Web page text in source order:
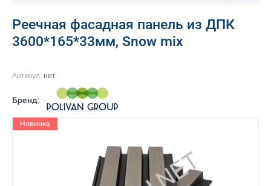
Реечная фасадная панель из ДПК
3600*165*33мм, Snow mix
Артикул: нет
Бренд:
Новинка